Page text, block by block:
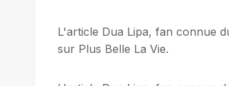
L'article Dua Lipa, fan connue
sur Plus Belle La Vie.